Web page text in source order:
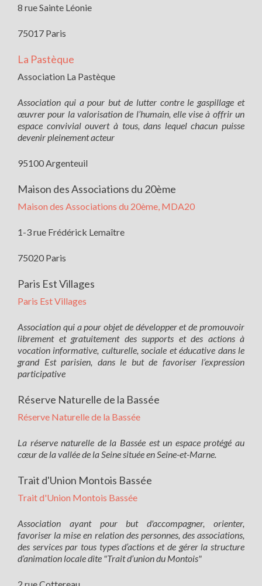
8 rue Sainte Léonie
75017 Paris
La Pastèque
Association La Pastèque
Association qui a pour but de lutter contre le gaspillage et
œuvrer pour la valorisation de l’humain, elle vise à offrir un
espace convivial ouvert à tous, dans lequel chacun puisse
devenir pleinement acteur
95100 Argenteuil
Maison des Associations du 20ème
Maison des Associations du 20ème, MDA20
1-3 rue Frédérick Lemaître
75020 Paris
Paris Est Villages
Paris Est Villages
Association qui a pour objet de développer et de promouvoir
librement et gratuitement des supports et des actions à
vocation informative, culturelle, sociale et éducative dans le
grand Est parisien, dans le but de favoriser l’expression
participative
Réserve Naturelle de la Bassée
Réserve Naturelle de la Bassée
La réserve naturelle de la Bassée est un espace protégé au
cœur de la vallée de la Seine située en Seine-et-Marne.
Trait d'Union Montois Bassée
Trait d'Union Montois Bassée
Association ayant pour but d'accompagner, orienter,
favoriser la mise en relation des personnes, des associations,
des services par tous types d’actions et de gérer la structure
d’animation locale dite "Trait d’union du Montois"